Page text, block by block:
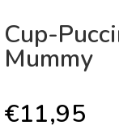
Cup-
Mummy
€11,95